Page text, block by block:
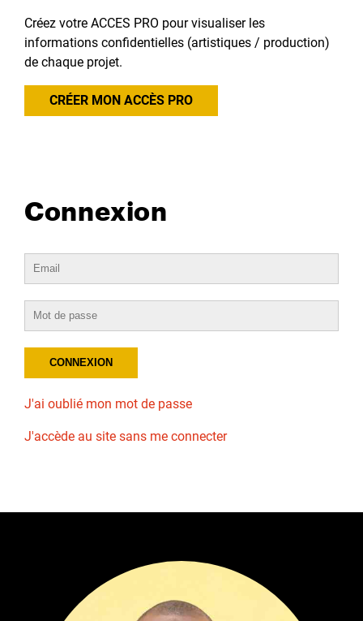
Créez votre ACCES PRO pour visualiser les
informations confidentielles (artistiques / production)
de chaque projet.
CRÉER MON ACCÈS PRO
Connexion
J'ai oublié mon mot de passe
J'accède au site sans me connecter